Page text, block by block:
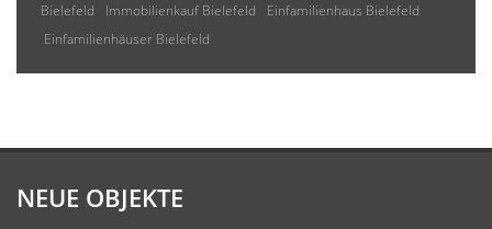
Bielefeld
Immobilienkauf Bielefeld
Einfamilienhaus Bielefeld
Einfamilienhäuser Bielefeld
NEUE OBJEKTE